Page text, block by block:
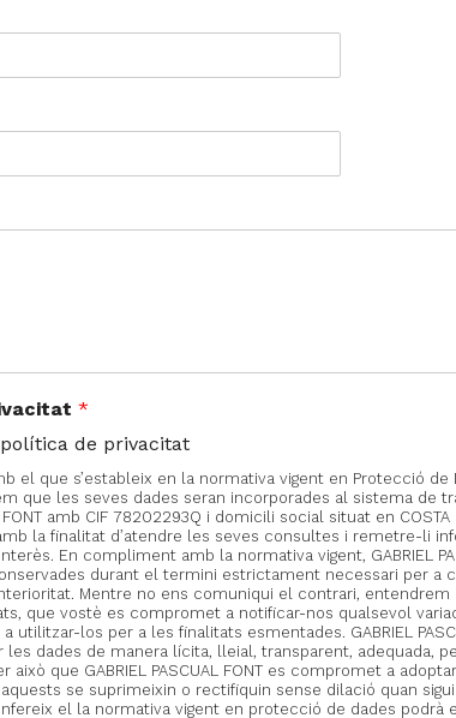
*
de privacitat
el que s’estableix en la normativa vigent en Protecció de
que les seves dades seran incorporades al sistema de
FONT amb CIF 78202293Q i domicili social situat en COSTA
amb la finalitat d’atendre les seves consultes i remetre-li
En compliment amb la normativa vigent, GABRIEL
durant el termini estrictament necessari per a
Mentre no ens comuniqui el contrari, entendrem
que vostè es compromet a notificar-nos qualsevol
utilitzar-los per a les finalitats esmentades. GABRIEL
les dades de manera lícita, lleial, transparent, adequada,
això que GABRIEL PASCUAL FONT es compromet a
se suprimeixin o rectifiquin sense dilació quan
el la normativa vigent en protecció de dades podrà